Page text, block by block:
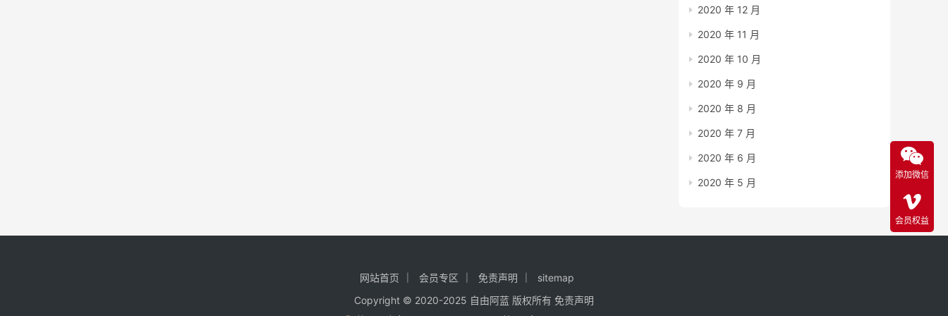
2020 年 12 月
2020 年 11 月
2020 年 10 月
2020 年 9 月
2020 年 8 月
2020 年 7 月
2020 年 6 月
2020 年 5 月
网站首页 会员专区 免责声明
sitemap
Copyright © 2020-2025 自由阿蓝 版权所有 免责声明
添加微信
会员权益